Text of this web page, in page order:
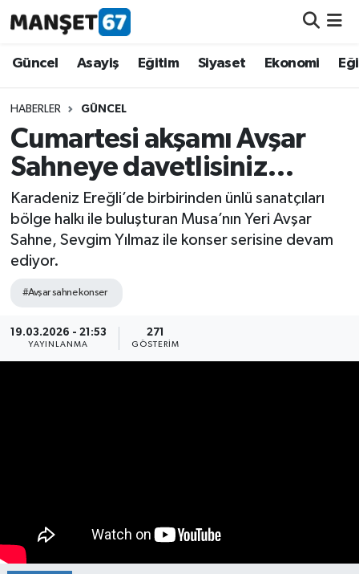
Güncel Asayiş Eğitim Siyaset Ekonomi
HABERLER GÜNCEL
Cumartesi akşamı Avşar
Sahneye davetlisiniz…
Karadeniz Ereğli’de birbirinden ünlü sanatçıları
bölge halkı ile buluşturan Musa’nın Yeri Avşar
Sahne, Sevgim Yılmaz ile konser serisine devam
ediyor.
#Avşar sahne konser
19.03.2026 - 21:53
YAYINLANMA
271
GÖSTERIM
Güncel
Asayiş
Siyaset
Eğitim
Ekonomi
Magazin